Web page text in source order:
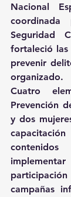
Nacional
Seguridad
fortaleció las
prevenir
organizado.
Cuatro
Prevención
y dos
campañas